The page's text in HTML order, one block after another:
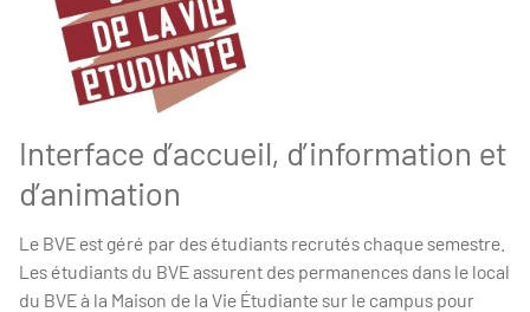
Interface d’accueil, d’information et
d’animation
Le BVE est géré par des étudiants recrutés chaque semestre.
Les étudiants du BVE assurent des permanences dans le local
du BVE à la Maison de la Vie Étudiante sur le campus pour